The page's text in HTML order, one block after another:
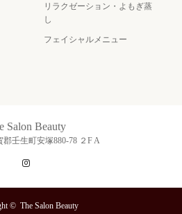
リラクゼーション・よもぎ蒸
し
フェイシャルメニュー
Salon Beauty
壬生町安塚880-78 ２F A
© The Salon Beauty